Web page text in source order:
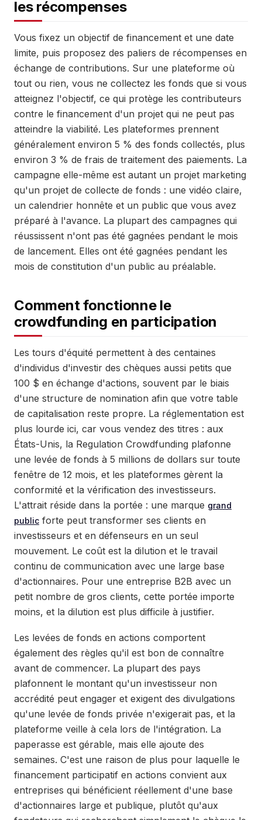
les récompenses
Vous fixez un objectif de financement et une date
limite, puis proposez des paliers de récompenses en
échange de contributions. Sur une plateforme où
tout ou rien, vous ne collectez les fonds que si vous
atteignez l'objectif, ce qui protège les contributeurs
contre le financement d'un projet qui ne peut pas
atteindre la viabilité. Les plateformes prennent
généralement environ 5 % des fonds collectés, plus
environ 3 % de frais de traitement des paiements. La
campagne elle-même est autant un projet marketing
qu'un projet de collecte de fonds : une vidéo claire,
un calendrier honnête et un public que vous avez
préparé à l'avance. La plupart des campagnes qui
réussissent n'ont pas été gagnées pendant le mois
de lancement. Elles ont été gagnées pendant les
mois de constitution d'un public au préalable.
Comment fonctionne le
crowdfunding en participation
Les tours d'équité permettent à des centaines
d'individus d'investir des chèques aussi petits que
100 $ en échange d'actions, souvent par le biais
d'une structure de nomination afin que votre table
de capitalisation reste propre. La réglementation est
plus lourde ici, car vous vendez des titres : aux
États-Unis, la Regulation Crowdfunding plafonne
une levée de fonds à 5 millions de dollars sur toute
fenêtre de 12 mois, et les plateformes gèrent la
conformité et la vérification des investisseurs.
L'attrait réside dans la portée : une marque grand
public forte peut transformer ses clients en
investisseurs et en défenseurs en un seul
mouvement. Le coût est la dilution et le travail
continu de communication avec une large base
d'actionnaires. Pour une entreprise B2B avec un
petit nombre de gros clients, cette portée importe
moins, et la dilution est plus difficile à justifier.
Les levées de fonds en actions comportent
également des règles qu'il est bon de connaître
avant de commencer. La plupart des pays
plafonnent le montant qu'un investisseur non
accrédité peut engager et exigent des divulgations
qu'une levée de fonds privée n'exigerait pas, et la
plateforme veille à cela lors de l'intégration. La
paperasse est gérable, mais elle ajoute des
semaines. C'est une raison de plus pour laquelle le
financement participatif en actions convient aux
entreprises qui bénéficient réellement d'une base
d'actionnaires large et publique, plutôt qu'aux